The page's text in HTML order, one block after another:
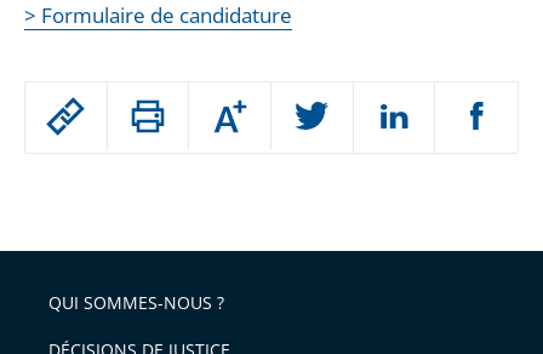
Passer
arriver
après
Augmenter
ou
l'article
pour
> Formulaire de candidature
QUI SOMMES-NOUS ?